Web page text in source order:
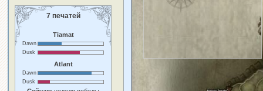
7 печатей
Tiamat
Dawn
Dusk
Atlant
Dawn
Dusk